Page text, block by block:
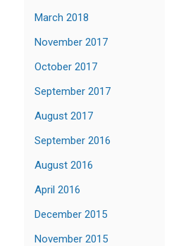
March 2018
November 2017
October 2017
September 2017
August 2017
September 2016
August 2016
April 2016
December 2015
November 2015